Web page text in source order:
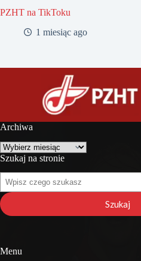
PZHT na TikToku
1 miesiąc ago
Archiwa
Archiwa
Szukaj na stronie
Szukaj
na
stronie
Szukaj
Menu